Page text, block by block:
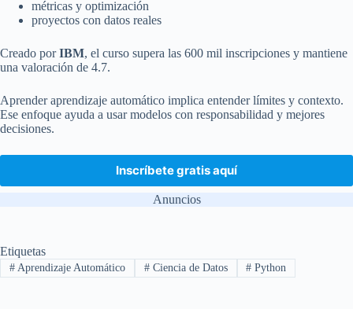
métricas y optimización
proyectos con datos reales
Creado porIBM, el curso supera las 600 mil inscripciones y mantiene
una valoración de 4.7.
Aprender aprendizaje automático implica entender límites y contexto.
Ese enfoque ayuda a usar modelos con responsabilidad y mejores
decisiones.
Inscríbete gratis aquí
Anuncios
Etiquetas
#Aprendizaje Automático #Ciencia de Datos # Python